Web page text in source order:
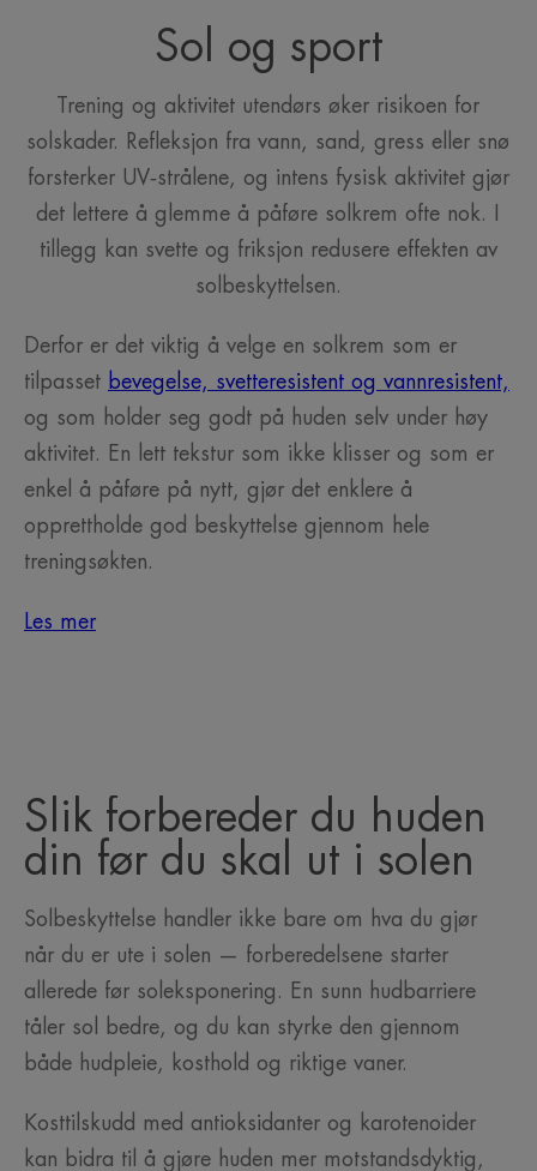
Sol og sport
Trening og aktivitet utendørs øker risikoen for
solskader. Refleksjon fra vann, sand, gress eller snø
forsterker UV‑strålene, og intens fysisk aktivitet gjør
det lettere å glemme å påføre solkrem ofte nok. I
tillegg kan svette og friksjon redusere effekten av
solbeskyttelsen.
Derfor er det viktig å velge en solkrem som er
tilpasset bevegelse, svetteresistent og vannresistent,
og som holder seg godt på huden selv under høy
aktivitet. En lett tekstur som ikke klisser og som er
enkel å påføre på nytt, gjør det enklere å
opprettholde god beskyttelse gjennom hele
treningsøkten.
Les mer
Slik forbereder du huden
din før du skal ut i solen
Solbeskyttelse handler ikke bare om hva du gjør
når du er ute i solen — forberedelsene starter
allerede før soleksponering. En sunn hudbarriere
tåler sol bedre, og du kan styrke den gjennom
både hudpleie, kosthold og riktige vaner.
Kosttilskudd med antioksidanter og karotenoider
kan bidra til å gjøre huden mer motstandsdyktig,